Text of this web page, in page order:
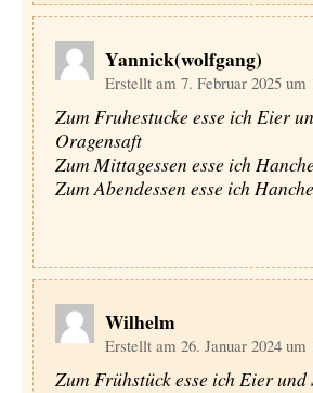
Yannick(wolfgang)
Erstellt am 7. Februar 2025 um
Zum Fruhestucke esse ich Eier
Oragensaft
Zum Mittagessen esse ich
Zum Abendessen esse ich
Wilhelm
Erstellt am 26. Januar 2024 um
Zum Frühstück esse ich Eier